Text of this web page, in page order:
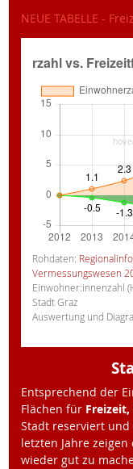
NEUE TABELLE -
Rohdaten:
Vermessungswesen
Einwohner:innenzahl
Stadt Graz
Auswertung und
Entsprechend der
Flächen für
Stadt reserviert
letzten Jahre
wieder gut zu